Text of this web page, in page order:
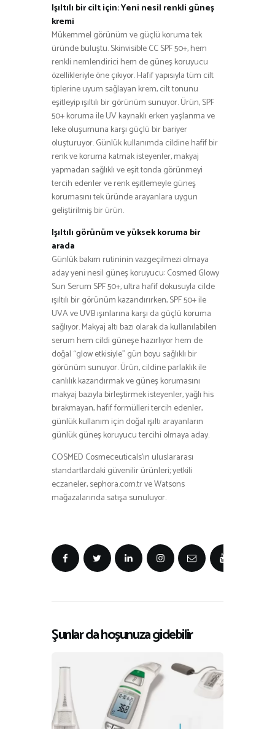
Işıltılı bir cilt için: Yeni nesil renkli güneş
kremi
Mükemmel görünüm ve güçlü koruma tek
üründe buluştu. Skinvisible CC SPF 50+, hem
renkli nemlendirici hem de güneş koruyucu
özellikleriyle öne çıkıyor. Hafif yapısıyla tüm cilt
tiplerine uyum sağlayan krem, cilt tonunu
eşitleyip ışıltılı bir görünüm sunuyor. Ürün, SPF
50+ koruma ile UV kaynaklı erken yaşlanma ve
leke oluşumuna karşı güçlü bir bariyer
oluşturuyor. Günlük kullanımda cildine hafif bir
renk ve koruma katmak isteyenler, makyaj
yapmadan sağlıklı ve eşit tonda görünmeyi
tercih edenler ve renk eşitlemeyle güneş
korumasını tek üründe arayanlara uygun
geliştirilmiş bir ürün.
Işıltılı görünüm ve yüksek koruma bir
arada
Günlük bakım rutininin vazgeçilmezi olmaya
aday yeni nesil güneş koruyucu: Cosmed Glowy
Sun Serum SPF 50+, ultra hafif dokusuyla cilde
ışıltılı bir görünüm kazandırırken, SPF 50+ ile
UVA ve UVB ışınlarına karşı da güçlü koruma
sağlıyor. Makyaj altı bazı olarak da kullanılabilen
serum hem cildi güneşe hazırlıyor hem de
doğal “glow etkisiyle” gün boyu sağlıklı bir
görünüm sunuyor. Ürün, cildine parlaklık ile
canlılık kazandırmak ve güneş korumasını
makyaj bazıyla birleştirmek isteyenler, yağlı his
bırakmayan, hafif formülleri tercih edenler,
günlük kullanım için doğal ışıltı arayanların
günlük güneş koruyucu tercihi olmaya aday.
COSMED Cosmeceuticals’ın uluslararası
standartlardaki güvenilir ürünleri; yetkili
eczaneler, sephora.com.tr ve Watsons
mağazalarında satışa sunuluyor.
Şunlar da hoşunuza gidebilir